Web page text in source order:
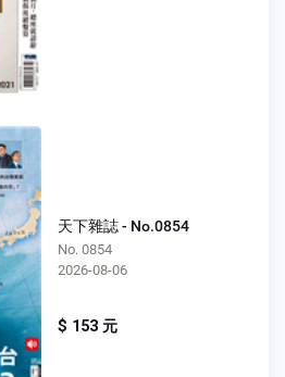
天下雜誌 - No.0854
No. 0854
2026-08-06
$ 153 元